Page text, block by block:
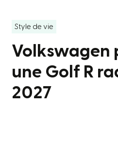
Style de vie
Volkswagen
une Golf R
2027